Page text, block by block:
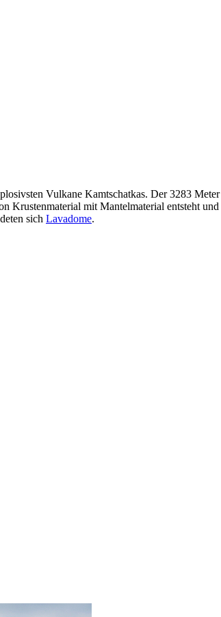
Vulkane Kamtschatkas. Der 3283
mit Mantelmaterial entsteht
sich Lavadome.